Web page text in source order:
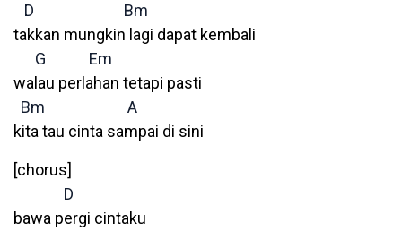
D
Bm
takkan mungkin lagi dapat kembali
G
Em
walau perlahan tetapi pasti
Bm
A
kita tau cinta sampai di sini
[chorus]
D
bawa pergi cintaku